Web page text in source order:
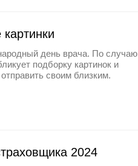
день врача. По случаю
подборку картинок и
своим близким.
2024